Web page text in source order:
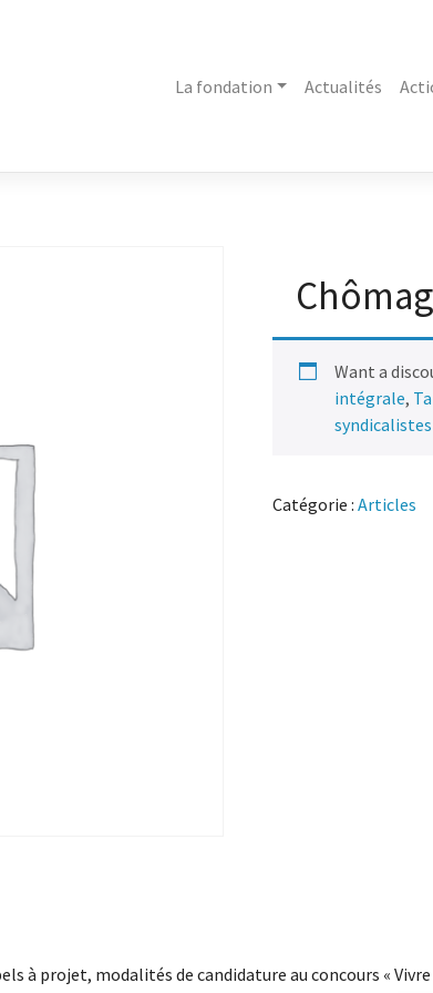
La fondation Actualités
Want a
intégrale,
Catégorie :Articles
à projet, modalités de candidature au concours «